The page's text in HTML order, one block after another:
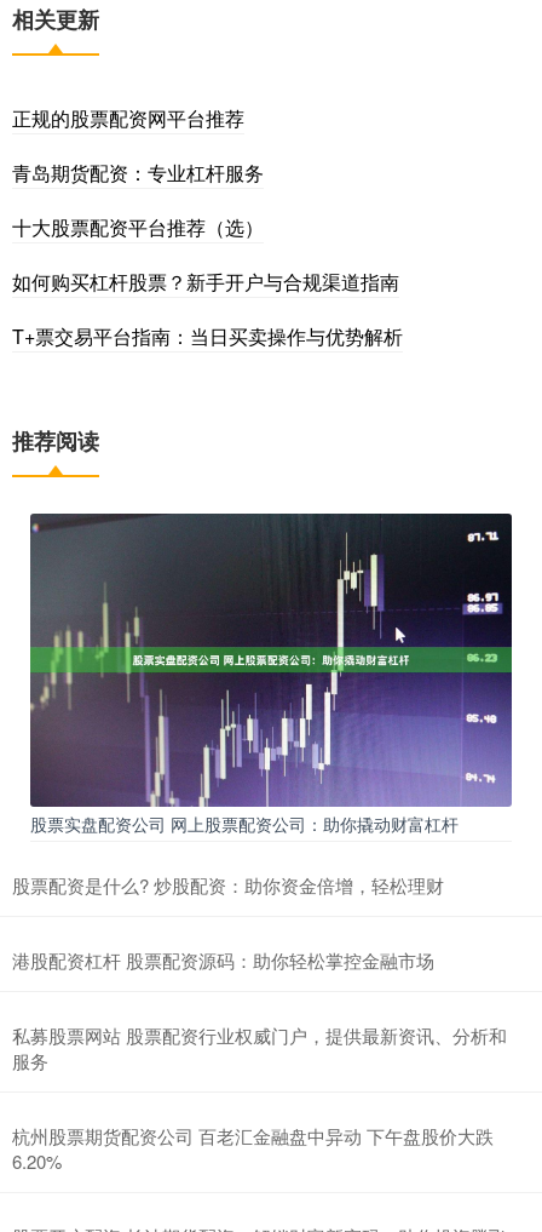
相关更新
正规的股票配资网平台推荐
青岛期货配资：专业杠杆服务
十大股票配资平台推荐（选）
如何购买杠杆股票？新手开户与合规渠道指南
T+票交易平台指南：当日买卖操作与优势解析
推荐阅读
股票实盘配资公司 网上股票配资公司：助你撬动财富杠杆
股票配资是什么? 炒股配资：助你资金倍增，轻松理财
港股配资杠杆 股票配资源码：助你轻松掌控金融市场
私募股票网站 股票配资行业权威门户，提供最新资讯、分析和
服务
杭州股票期货配资公司 百老汇金融盘中异动 下午盘股价大跌
6.20%